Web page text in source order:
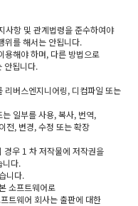
사항 및 관계법령을 준수하여야
위를 해서는 안됩니다.
해야 하며, 다른 방법으로
안됩니다.
리버스엔지니어링, 디컴파일 또는
는 일부를 사용, 복사, 번역,
전, 변경, 수정 또는 확장
경우 1 차 저작물에 저작권을
니다.
니다.
소프트웨어로
트웨어 회사는 출판에 대한